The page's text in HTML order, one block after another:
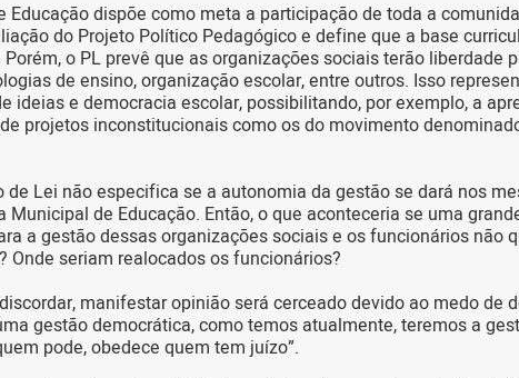
Educação dispõe como meta a participação de toda a
do Projeto Político Pedagógico e define que a base
o PL prevê que as organizações sociais terão liberdade
de ensino, organização escolar, entre outros. Isso
ideias e democracia escolar, possibilitando, por exemplo, a
de projetos inconstitucionais como os do movimento
de Lei não especifica se a autonomia da gestão se dará nos
Municipal de Educação. Então, o que aconteceria se uma
a gestão dessas organizações sociais e os funcionários não
Onde seriam realocados os funcionários?
manifestar opinião será cerceado devido ao medo de
gestão democrática, como temos atualmente, teremos a
pode, obedece quem tem juízo”.